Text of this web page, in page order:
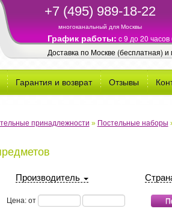
+7 (495) 989-18-22
многоканальный для Москвы
График работы: c 9 до 20
Доставка по Москве (бесплатная) и
Гарантия и возврат Отзывы
принадлежности » Постельные наборы
Производитель
Цена: от минимальная стоимостьмаксимальная стоимость